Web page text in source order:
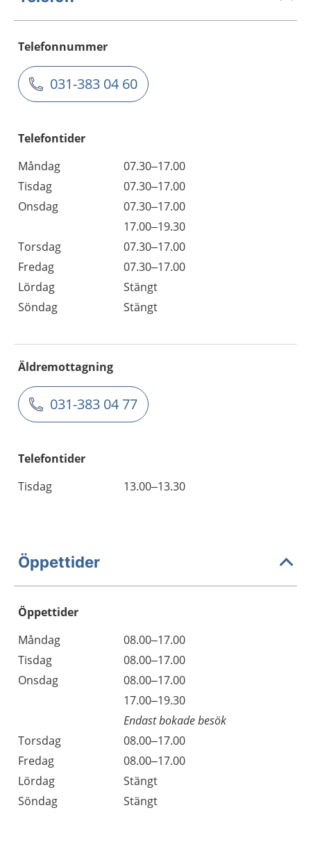
Telefonnummer
031-383 04 60
Telefontider
Måndag
07.30–17.00
Tisdag
07.30–17.00
Onsdag
07.30–17.00
17.00–19.30
Torsdag
07.30–17.00
Fredag
07.30–17.00
Lördag
Stängt
Söndag
Stängt
Äldremottagning
031-383 04 77
Telefontider
Tisdag
13.00–13.30
Öppettider
Öppettider
Dag
Öppettider
Kommentarer
Måndag
08.00–17.00
Tisdag
08.00–17.00
Onsdag
08.00–17.00
17.00–19.30
Endast bokade besök
Torsdag
08.00–17.00
Fredag
08.00–17.00
Lördag
Stängt
Söndag
Stängt